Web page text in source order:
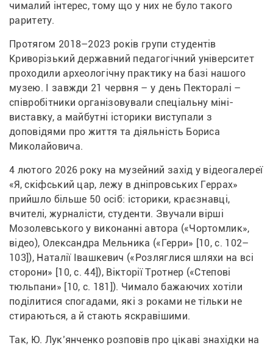
чималий інтерес, тому що у них не було такого
раритету.
Протягом 2018–2023 років групи студентів
Криворізький державний педагогічний університет
проходили археологічну практику на базі нашого
музею. І завжди 21 червня – у день Пекторалі –
співробітники організовували спеціальну міні-
виставку, а майбутні історики виступали з
доповідями про життя та діяльність Бориса
Миколайовича.
4 лютого 2026 року на музейний захід у відеогалереї
«Я, скіфський цар, лежу в дніпровських Геррах»
прийшло більше 50 осіб: історики, краєзнавці,
вчителі, журналісти, студенти. Звучали вірші
Мозолевського у виконанні автора («Чортомлик»,
відео), Олександра Мельника («Герри» [10, с. 102–
103]), Наталії Івашкевич («Розляглися шляхи на всі
сторони» [10, с. 44]), Вікторії Тротнер («Степові
тюльпани» [10, с. 181]). Чимало бажаючих хотіли
поділитися спогадами, які з роками не тільки не
стираються, а й стають яскравішими.
Так, Ю. Лук’янченко розповів про цікаві знахідки на